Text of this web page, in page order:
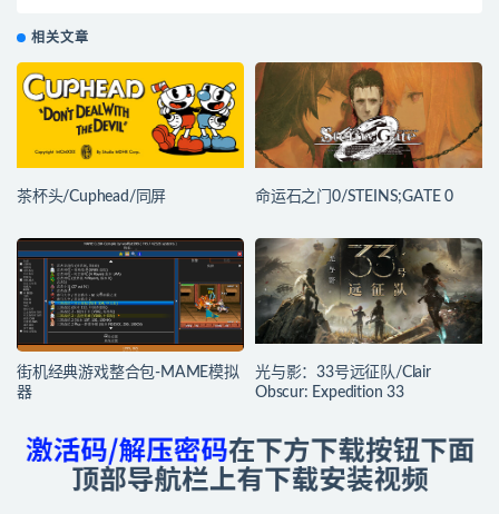
相关文章
茶杯头/Cuphead/同屏 命运石之门0/STEINS;GATE 0
街机经典游戏整合包-MAME模拟
器
光与影：33号远征队/Clair
Obscur: Expedition 33